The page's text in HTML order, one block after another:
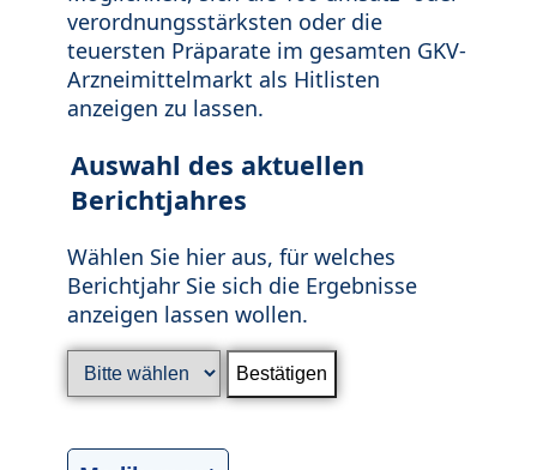
verordnungsstärksten oder die
teuersten Präparate im gesamten GKV-
Arzneimittelmarkt als Hitlisten
anzeigen zu lassen.
Auswahl des aktuellen
Berichtjahres
Wählen Sie hier aus, für welches
Berichtjahr Sie sich die Ergebnisse
anzeigen lassen wollen.